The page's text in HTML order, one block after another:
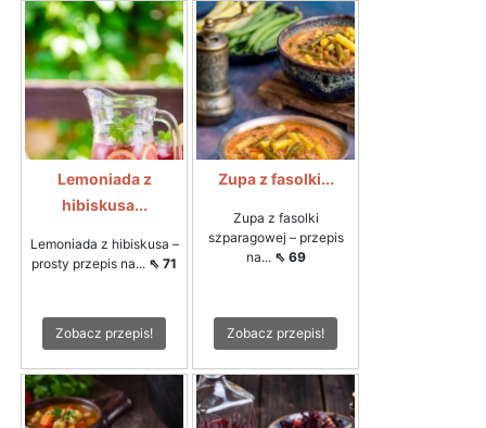
Lemoniada z
hibiskusa...
Lemoniada z hibiskusa –
prosty przepis na... ⇖ 71
Zobacz przepis!
Zupa z fasolki...
Zupa z fasolki
szparagowej – przepis
na... ⇖ 69
Zobacz przepis!